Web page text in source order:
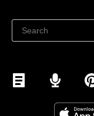
Vinde pe Facebook
Vinde pe Instagram